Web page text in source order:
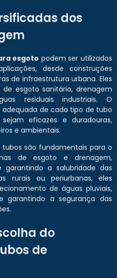
dos
esgoto podem ser utilizados
desde construções
de infraestrutura urbana. Eles
esgoto sanitário, drenagem
residuais industriais. O
de cada tipo de tubo
eficazes e duradouras,
e ambientais.
tubos são fundamentais para o
de esgoto e drenagem,
garantindo a salubridade das
rurais ou periurbanas, eles
de águas pluviais,
garantindo a segurança das
do
de